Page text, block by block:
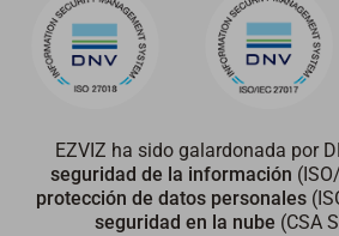
EZVIZ ha sido galardonada por
seguridad de la información
protección de datos personales
seguridad en la nube (CSA